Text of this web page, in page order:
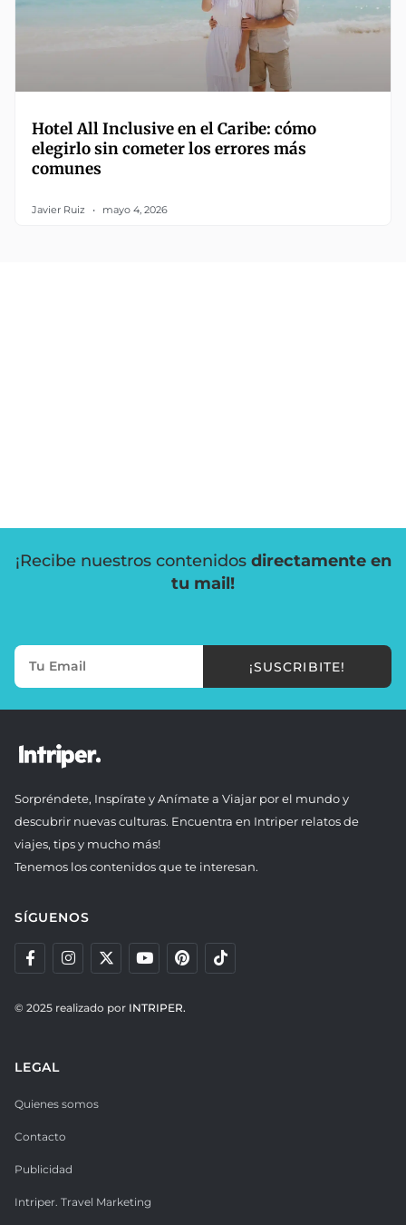
Hotel All Inclusive en el Caribe: cómo
elegirlo sin cometer los errores más
comunes
Javier Ruiz mayo 4, 2026
¡Recibe nuestros contenidos directamente en
tu mail!
¡SUSCRIBITE!
Sorpréndete, Inspírate y Anímate a Viajar por el mundo y
descubrir nuevas culturas. Encuentra en Intriper relatos de
viajes, tips y mucho más!
Tenemos los contenidos que te interesan.
SÍGUENOS
© 2025 realizado por INTRIPER.
LEGAL
Quienes somos
Contacto
Publicidad
Intriper. Travel Marketing